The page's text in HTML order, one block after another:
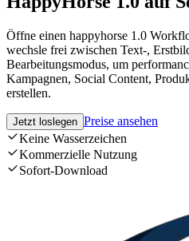
Öffne einen happyhorse 1.0
wechsle frei zwischen Text-,
Bearbeitungsmodus, um
Kampagnen, Social Content,
erstellen.
Jetzt loslegen Preise ansehen
Keine Wasserzeichen
Kommerzielle Nutzung
Sofort-Download